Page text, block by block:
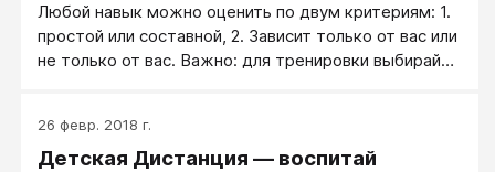
Любой навык можно оценить по двум критериям: 1.
простой или составной, 2. Зависит только от вас или
не только от вас. Важно: для тренировки выбирайте
26 февр. 2018 г.
Детская Дистанция — воспитай